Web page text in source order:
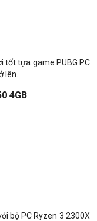
tốt tựa game PUBG PC
lên.
4GB
bộ PC Ryzen 3 2300X